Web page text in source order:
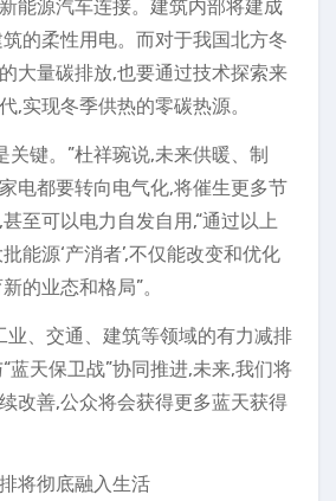
能源汽车连接。建筑内部将建成
的柔性用电。而对于我国北方冬
大量碳排放,也要通过技术探索来
,实现冬季供热的零碳热源。
关键。”杜祥琬说,未来供暖、制
电都要转向电气化,将催生更多节
至可以电力自发自用,“通过以上
能源‘产消者’,不仅能改变和优化
的业态和格局”。
业、交通、建筑等领域的有力减排
蓝天保卫战”协同推进,未来,我们将
改善,公众将会获得更多蓝天获得
将彻底融入生活